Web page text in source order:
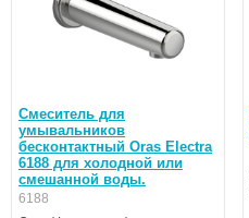
Смеситель для
умывальников
бесконтактный Oras Electra
6188 для холодной или
смешанной воды.
6188